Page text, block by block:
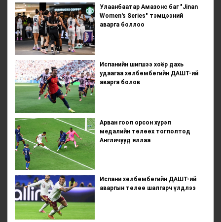
Улаанбаатар Амазонс баг "Jinan
Women's Series" тэмцээний
аварга боллоо
Испанийн шигшээ хоёр дахь
удаагаа хөлбөмбөгийн ДАШТ-ий
аварга болов
Арван гоол орсон хүрэл
медалийн төлөөх тоглолтод
Англичууд яллаа
Испани хөлбөмбөгийн ДАШТ-ий
аваргын төлөө шалгарч үлдлээ